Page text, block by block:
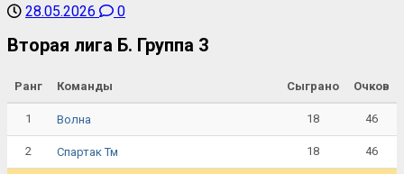
28.05.2026 0
Вторая лига Б. Группа 3
Ранг Команды Сыграно Очков
1 Волна 18 46
2 Спартак Тм 18 46